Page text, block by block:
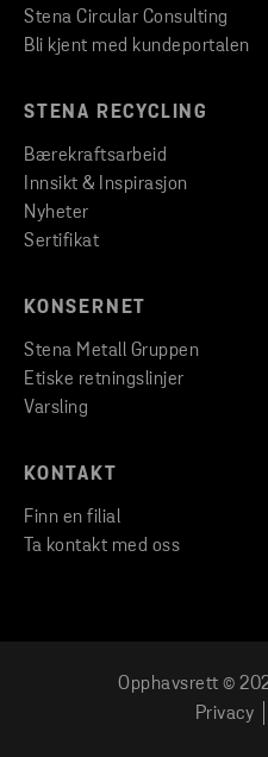
Stena Circular Consulting
Bli kjent med kundeportalen
STENA RECYCLING
Bærekraftsarbeid
Innsikt & Inspirasjon
Nyheter
Sertifikat
KONSERNET
Stena Metall Gruppen
Etiske retningslinjer
Varsling
KONTAKT
Finn en filial
Ta kontakt med oss
Opphavsrett ©
Privacy